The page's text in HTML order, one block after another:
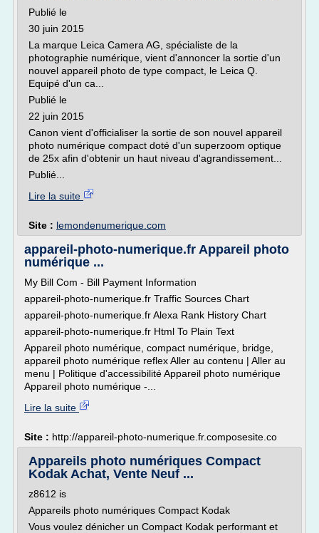
Publié le
30 juin 2015
La marque Leica Camera AG, spécialiste de la
photographie numérique, vient d'annoncer la sortie d'un
nouvel appareil photo de type compact, le Leica Q.
Equipé d'un ca...
Publié le
22 juin 2015
Canon vient d'officialiser la sortie de son nouvel appareil
photo numérique compact doté d'un superzoom optique
de 25x afin d'obtenir un haut niveau d'agrandissement...
Publié...
Lire la suite
Site : lemondenumerique.com
appareil-photo-numerique.fr Appareil photo
numérique ...
My Bill Com - Bill Payment Information
appareil-photo-numerique.fr Traffic Sources Chart
appareil-photo-numerique.fr Alexa Rank History Chart
appareil-photo-numerique.fr Html To Plain Text
Appareil photo numérique, compact numérique, bridge,
appareil photo numérique reflex Aller au contenu | Aller au
menu | Politique d'accessibilité Appareil photo numérique
Appareil photo numérique -...
Lire la suite
Site : http://appareil-photo-numerique.fr.composesite.co
Appareils photo numériques Compact
Kodak Achat, Vente Neuf ...
z8612 is
Appareils photo numériques Compact Kodak
Vous voulez dénicher un Compact Kodak performant et